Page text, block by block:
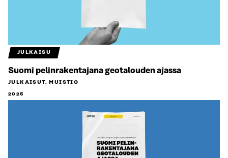
JULKAISU
Suomi pelinrakentajana geotalouden ajassa
JULKAISUT, MUISTIO
2026